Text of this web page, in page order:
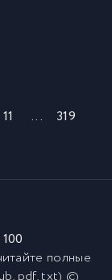
11 ... 319
полные